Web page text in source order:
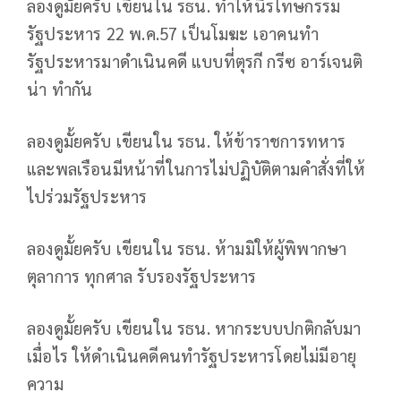
ลองดูมั้ยครับ เขียนใน รธน. ทำให้นิรโทษกรรม
รัฐประหาร 22 พ.ค.57 เป็นโมฆะ เอาคนทำ
รัฐประหารมาดำเนินคดี แบบที่ตุรกี กรีซ อาร์เจนติ
น่า ทำกัน
ลองดูมั้ยครับ เขียนใน รธน. ให้ข้าราชการทหาร
และพลเรือนมีหน้าที่ในการไม่ปฏิบัติตามคำสั่งที่ให้
ไปร่วมรัฐประหาร
ลองดูมั้ยครับ เขียนใน รธน. ห้ามมิให้ผู้พิพากษา
ตุลาการ ทุกศาล รับรองรัฐประหาร
ลองดูมั้ยครับ เขียนใน รธน. หากระบบปกติกลับมา
เมื่อไร ให้ดำเนินคดีคนทำรัฐประหารโดยไม่มีอายุ
ความ